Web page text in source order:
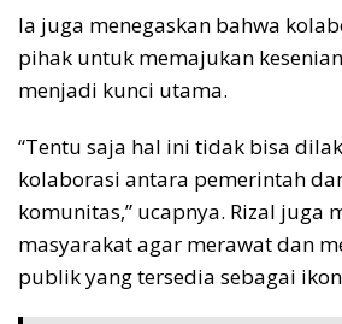
Ia juga menegaskan bahwa
pihak untuk memajukan
menjadi kunci utama.
“Tentu saja hal ini tidak bisa
kolaborasi antara pemerintah
komunitas,” ucapnya. Rizal juga
masyarakat agar merawat dan
publik yang tersedia sebagai